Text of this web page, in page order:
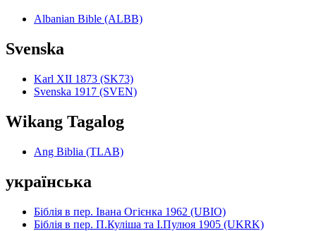
Albanian Bible (ALBB)
Svenska
Karl XII 1873 (SK73)
Svenska 1917 (SVEN)
Wikang Tagalog
Ang Biblia (TLAB)
українська
Біблія в пер. Івана Огієнка 1962 (UBIO)
Біблія в пер. П.Куліша та І.Пулюя 1905 (UKRK)